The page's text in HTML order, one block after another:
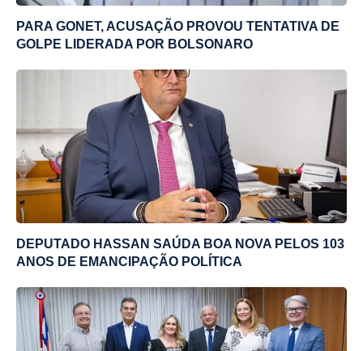
PARA GONET, ACUSAÇÃO PROVOU TENTATIVA DE
GOLPE LIDERADA POR BOLSONARO
DEPUTADO HASSAN SAÚDA BOA NOVA PELOS 103
ANOS DE EMANCIPAÇÃO POLÍTICA